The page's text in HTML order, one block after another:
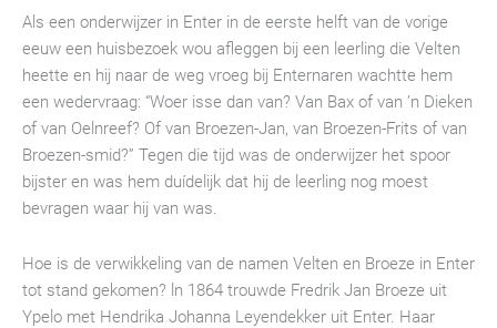
Als een onderwijzer in Enter in de eerste helft van de vorige
eeuw een huisbezoek wou afleggen bij een leerling die Velten
heette en hij naar de weg vroeg bij Enternaren wachtte hem
een wedervraag: “Woer isse dan van? Van Bax of van ’n Dieken
of van Oelnreef? Of van Broezen-Jan, van Broezen-Frits of van
Broezen-smid?” Tegen die tijd was de onderwijzer het spoor
bijster en was hem duídelijk dat hij de leerling nog moest
bevragen waar hij van was.
Hoe is de verwikkeling van de namen Velten en Broeze in Enter
tot stand gekomen? ln 1864 trouwde Fredrik Jan Broeze uit
Ypelo met Hendrika Johanna Leyendekker uit Enter. Haar